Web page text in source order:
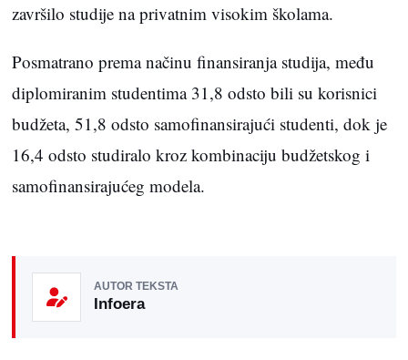
završilo studije na privatnim visokim školama.
Posmatrano prema načinu finansiranja studija, među
diplomiranim studentima 31,8 odsto bili su korisnici
budžeta, 51,8 odsto samofinansirajući studenti, dok je
16,4 odsto studiralo kroz kombinaciju budžetskog i
samofinansirajućeg modela.
AUTOR TEKSTA
Infoera